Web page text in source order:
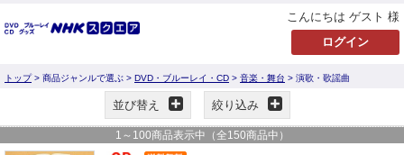
こんにちは ゲスト 様
トップ> 商品ジャンルで選ぶ > DVD・ブルーレイ・CD > 音楽・舞台 > 演歌・歌謡曲
並び替え 絞り込み
1 ～ 100商品表示中（全150商品中）